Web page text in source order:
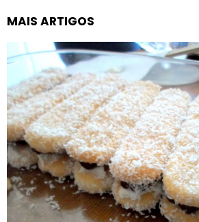
MAIS ARTIGOS